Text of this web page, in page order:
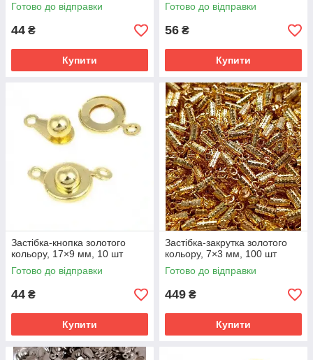
Готово до відправки
44 ₴
Купити
Готово до відправки
56 ₴
Купити
Застібка-кнопка золотого
кольору, 17×9 мм, 10 шт
Готово до відправки
44 ₴
Купити
Застібка-закрутка золотого
кольору, 7×3 мм, 100 шт
Готово до відправки
449 ₴
Купити